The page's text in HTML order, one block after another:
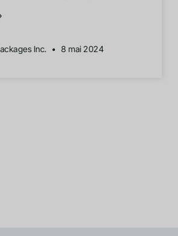
Inc. 8 mai 2024